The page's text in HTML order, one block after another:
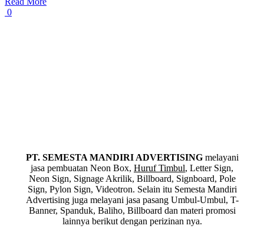
0
PT. SEMESTA MANDIRI ADVERTISINGmelayani
jasa pembuatan Neon Box, Huruf Timbul, Letter Sign,
Neon Sign, Signage Akrilik, Billboard, Signboard, Pole
Sign, Pylon Sign, Videotron. Selain itu Semesta Mandiri
Advertising juga melayani jasa pasang Umbul-Umbul, T-
Banner, Spanduk, Baliho, Billboard dan materi promosi
lainnya berikut dengan perizinan nya.